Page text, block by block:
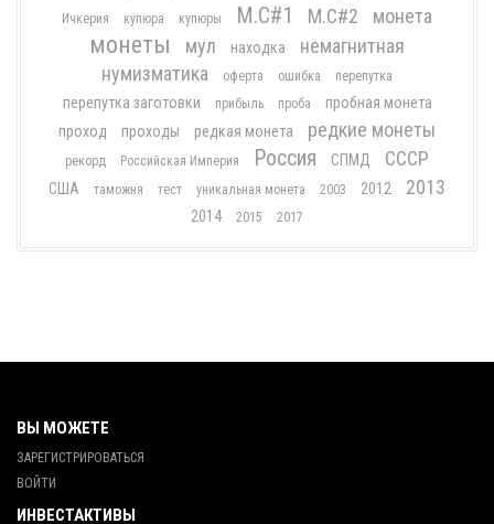
Ичкерия
купюра купюры М.С#1 М.С#2 монета
монеты мул находка
немагнитная
нумизматика
оферта ошибка перепутка
перепутка заготовки прибыль проба
пробная монета
проход
проходы редкая монета редкие монеты
рекорд Российская Империя Россия СПМД СССР
США таможня тест уникальная монета 2003 2012 2013
2014 2015 2017
ВЫ МОЖЕТЕ
ЗАРЕГИСТРИРОВАТЬСЯ
ВОЙТИ
ИНВЕСТАКТИВЫ